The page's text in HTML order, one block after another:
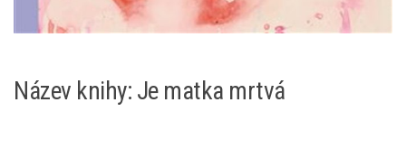
Název knihy: Je matka mrtvá